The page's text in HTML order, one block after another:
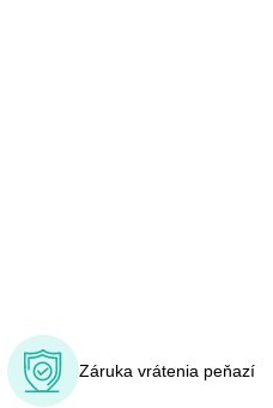
Záruka vrátenia peňazí